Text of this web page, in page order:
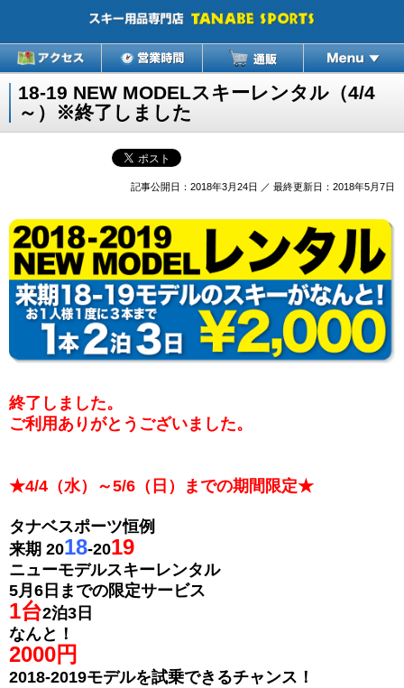
18-19 NEW MODELスキーレンタル（4/4
～）※終了しました
記事公開日：2018年3月24日 ／ 最終更新日：2018年5月7日
終了しました。
ご利用ありがとうございました。
★4/4（水）～5/6（日）までの期間限定★
タナベスポーツ恒例
来期 2018-2019
ニューモデルスキーレンタル
5月6日までの限定サービス
1台2泊3日
なんと！
2000円
2018-2019モデルを試乗できるチャンス！